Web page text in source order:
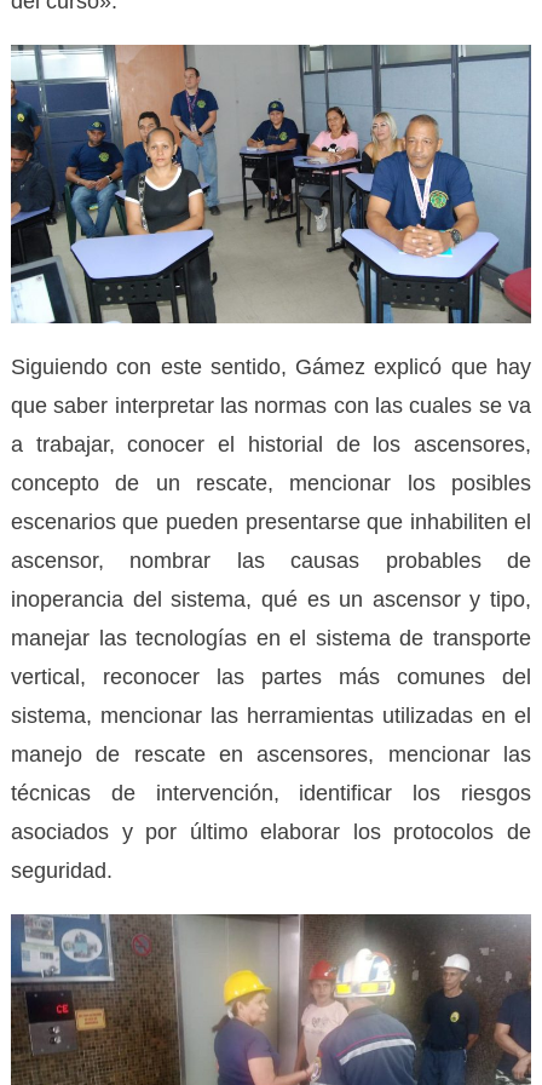
Siguiendo con este sentido, Gámez explicó que hay
que saber interpretar las normas con las cuales se va
a trabajar, conocer el historial de los ascensores,
concepto de un rescate, mencionar los posibles
escenarios que pueden presentarse que inhabiliten el
ascensor, nombrar las causas probables de
inoperancia del sistema, qué es un ascensor y tipo,
manejar las tecnologías en el sistema de transporte
vertical, reconocer las partes más comunes del
sistema, mencionar las herramientas utilizadas en el
manejo de rescate en ascensores, mencionar las
técnicas de intervención, identificar los riesgos
asociados y por último elaborar los protocolos de
seguridad.